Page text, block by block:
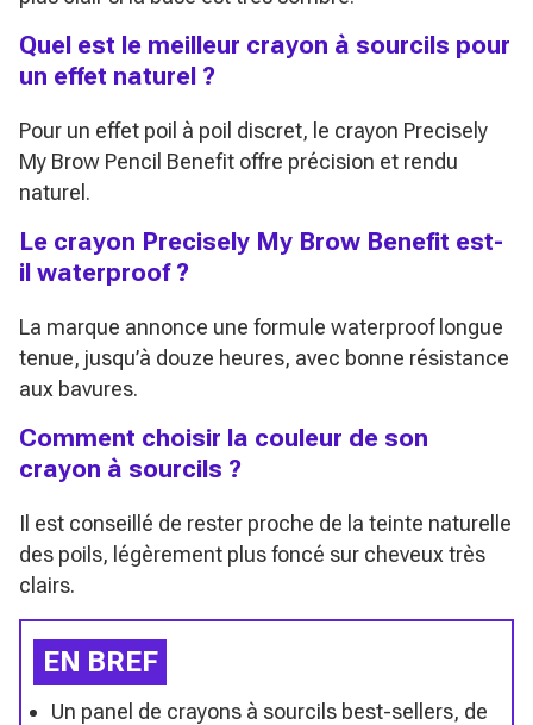
Quel est le meilleur crayon à sourcils pour
un effet naturel ?
Pour un effet poil à poil discret, le crayon Precisely
My Brow Pencil Benefit offre précision et rendu
naturel.
Le crayon Precisely My Brow Benefit est-
il waterproof ?
La marque annonce une formule waterproof longue
tenue, jusqu’à douze heures, avec bonne résistance
aux bavures.
Comment choisir la couleur de son
crayon à sourcils ?
Il est conseillé de rester proche de la teinte naturelle
des poils, légèrement plus foncé sur cheveux très
clairs.
EN BREF
Un panel de crayons à sourcils best-sellers, de